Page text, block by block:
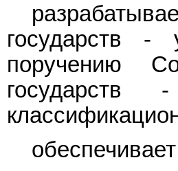
государств -
поручению
государств